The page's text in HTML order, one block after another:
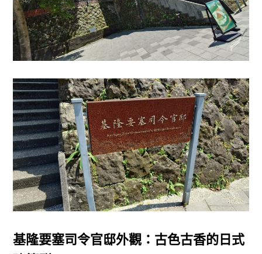
基隆要塞司令官邸外觀：古色古香的日式